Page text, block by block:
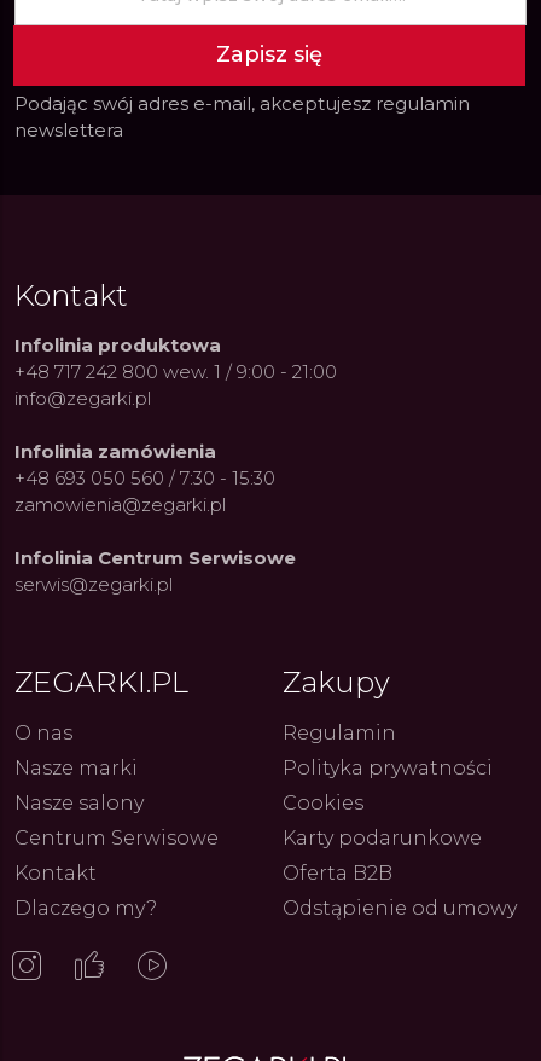
Constant: Pasja,
i Dostępny Luksus z
27.07.2026
Fenomen marki Festina. Od
kolarskich pasji do ikonicznych
kolekcji zegarków
ZEGARKI.PL 4.08.2026
Zapisz się
Podając swój adres e-mail, akceptujesz regulamin
newslettera
Kontakt
Infolinia produktowa
+48 717 242 800 wew. 1 / 9:00 - 21:00
info@zegarki.pl
Infolinia zamówienia
+48 693 050 560 / 7:30 - 15:30
zamowienia@zegarki.pl
Infolinia Centrum Serwisowe
serwis@zegarki.pl
ZEGARKI.PL
O nas
Nasze marki
Nasze salony
Centrum Serwisowe
Kontakt
Dlaczego my?
Zakupy
Regulamin
Polityka prywatności
Cookies
Karty podarunkowe
Oferta B2B
Odstąpienie od umowy